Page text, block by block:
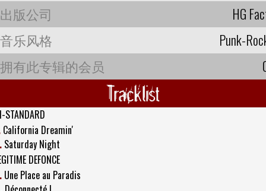
出版公司
HG
音乐风格
Punk-
拥有此专辑的会员
Tracklist
STANDARD
California Dreamin'
Saturday Night
DEFONCE
Une Place au Paradis